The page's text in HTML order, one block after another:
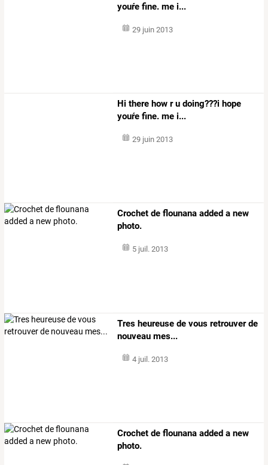
youŕe fine. me i...
29 juin 2013
Hi there how r u doing???i hope
youŕe fine. me i...
29 juin 2013
Crochet de flounana added a new
photo.
5 juil. 2013
Tres heureuse de vous retrouver de
nouveau mes...
4 juil. 2013
Crochet de flounana added a new
photo.